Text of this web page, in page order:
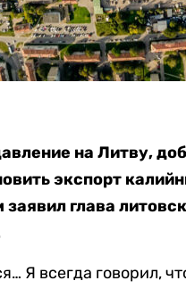
на Литву,
экспорт
глава
Я всегда говорил,